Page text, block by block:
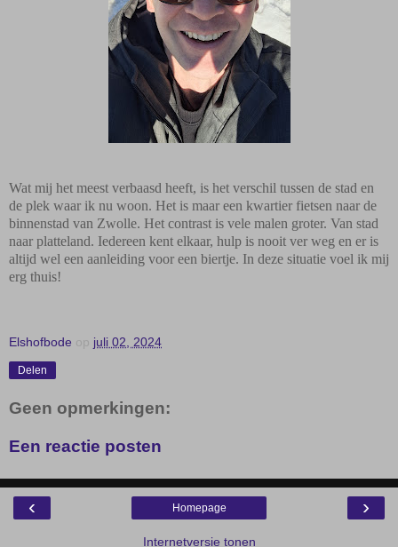
Wat mij het meest verbaasd heeft, is het verschil tussen de stad en
de plek waar ik nu woon. Het is maar een kwartier fietsen naar de
binnenstad van Zwolle. Het contrast is vele malen groter. Van stad
naar platteland. Iedereen kent elkaar, hulp is nooit ver weg en er is
altijd wel een aanleiding voor een biertje. In deze situatie voel ik mij
erg thuis!
Elshofbode op juli 02, 2024
Delen
Geen opmerkingen:
Een reactie posten
‹ ›
Homepage
Internetversie tonen